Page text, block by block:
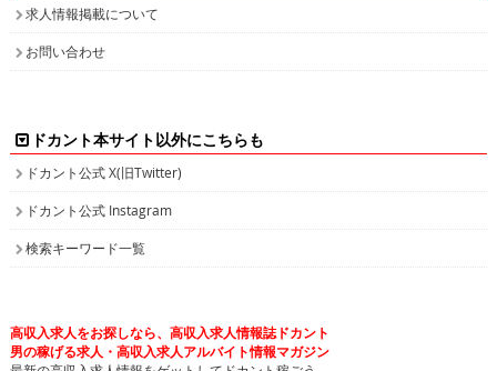
求人情報掲載について
お問い合わせ
ドカント本サイト以外にこちらも
ドカント公式 X(旧Twitter)
ドカント公式 Instagram
検索キーワード一覧
高収入求人をお探しなら、高収入求人情報誌ドカント
男の稼げる求人・高収入求人アルバイト情報マガジン